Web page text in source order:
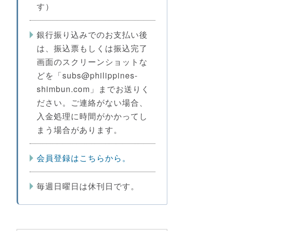
す）
銀行振り込みでのお支払い後
は、振込票もしくは振込完了
画面のスクリーンショットな
どを「subs@philippines-
shimbun.com」までお送りく
ださい。ご連絡がない場合、
入金処理に時間がかかってし
まう場合があります。
会員登録はこちらから。
毎週日曜日は休刊日です。